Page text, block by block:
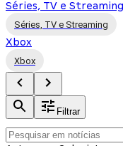
Séries, TV e Streaming
Séries, TV e Streaming
Xbox
Xbox
Filtrar